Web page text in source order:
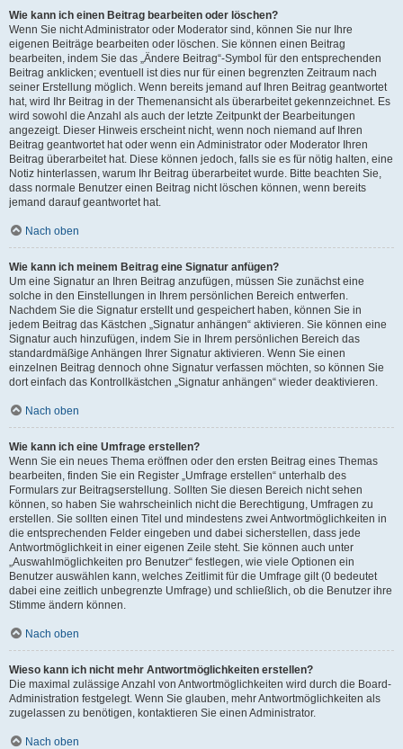
Wie kann ich einen Beitrag bearbeiten oder löschen?
Wenn Sie nicht Administrator oder Moderator sind, können Sie nur Ihre
eigenen Beiträge bearbeiten oder löschen. Sie können einen Beitrag
bearbeiten, indem Sie das „Ändere Beitrag“-Symbol für den entsprechenden
Beitrag anklicken; eventuell ist dies nur für einen begrenzten Zeitraum nach
seiner Erstellung möglich. Wenn bereits jemand auf Ihren Beitrag geantwortet
hat, wird Ihr Beitrag in der Themenansicht als überarbeitet gekennzeichnet. Es
wird sowohl die Anzahl als auch der letzte Zeitpunkt der Bearbeitungen
angezeigt. Dieser Hinweis erscheint nicht, wenn noch niemand auf Ihren
Beitrag geantwortet hat oder wenn ein Administrator oder Moderator Ihren
Beitrag überarbeitet hat. Diese können jedoch, falls sie es für nötig halten, eine
Notiz hinterlassen, warum Ihr Beitrag überarbeitet wurde. Bitte beachten Sie,
dass normale Benutzer einen Beitrag nicht löschen können, wenn bereits
jemand darauf geantwortet hat.
Nach oben
Wie kann ich meinem Beitrag eine Signatur anfügen?
Um eine Signatur an Ihren Beitrag anzufügen, müssen Sie zunächst eine
solche in den Einstellungen in Ihrem persönlichen Bereich entwerfen.
Nachdem Sie die Signatur erstellt und gespeichert haben, können Sie in
jedem Beitrag das Kästchen „Signatur anhängen“ aktivieren. Sie können eine
Signatur auch hinzufügen, indem Sie in Ihrem persönlichen Bereich das
standardmäßige Anhängen Ihrer Signatur aktivieren. Wenn Sie einen
einzelnen Beitrag dennoch ohne Signatur verfassen möchten, so können Sie
dort einfach das Kontrollkästchen „Signatur anhängen“ wieder deaktivieren.
Nach oben
Wie kann ich eine Umfrage erstellen?
Wenn Sie ein neues Thema eröffnen oder den ersten Beitrag eines Themas
bearbeiten, finden Sie ein Register „Umfrage erstellen“ unterhalb des
Formulars zur Beitragserstellung. Sollten Sie diesen Bereich nicht sehen
können, so haben Sie wahrscheinlich nicht die Berechtigung, Umfragen zu
erstellen. Sie sollten einen Titel und mindestens zwei Antwortmöglichkeiten in
die entsprechenden Felder eingeben und dabei sicherstellen, dass jede
Antwortmöglichkeit in einer eigenen Zeile steht. Sie können auch unter
„Auswahlmöglichkeiten pro Benutzer“ festlegen, wie viele Optionen ein
Benutzer auswählen kann, welches Zeitlimit für die Umfrage gilt (0 bedeutet
dabei eine zeitlich unbegrenzte Umfrage) und schließlich, ob die Benutzer ihre
Stimme ändern können.
Nach oben
Wieso kann ich nicht mehr Antwortmöglichkeiten erstellen?
Die maximal zulässige Anzahl von Antwortmöglichkeiten wird durch die Board-
Administration festgelegt. Wenn Sie glauben, mehr Antwortmöglichkeiten als
zugelassen zu benötigen, kontaktieren Sie einen Administrator.
Nach oben